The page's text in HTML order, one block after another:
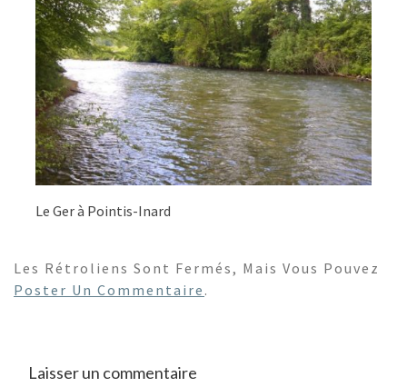
Le Ger à Pointis-Inard
Les Rétroliens Sont Fermés, Mais Vous Pouvez
Poster Un Commentaire .
Laisser un commentaire